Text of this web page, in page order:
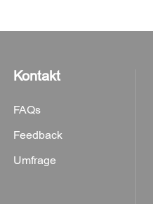
Kontakt
FAQs
Feedback
Umfrage